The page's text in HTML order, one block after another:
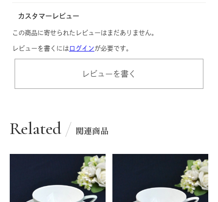
カスタマーレビュー
この商品に寄せられたレビューはまだありません。
レビューを書くには ログインが必要です。
レビューを書く
Related 関連商品